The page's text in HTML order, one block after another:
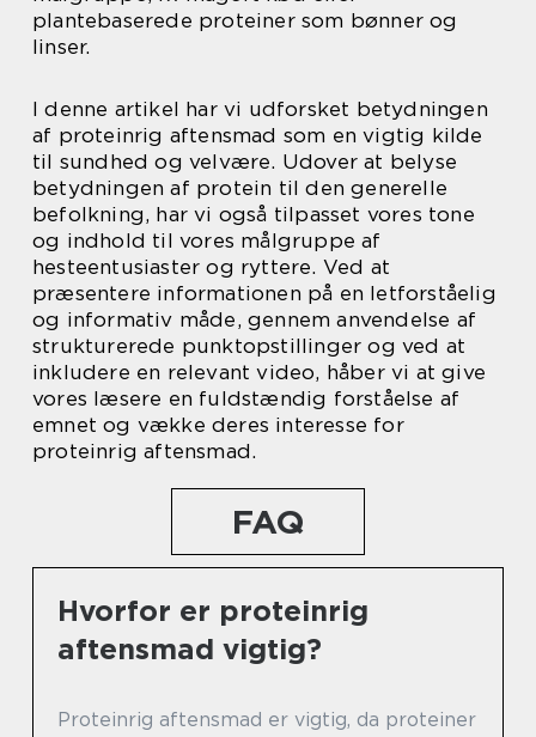
plantebaserede proteiner som bønner og
linser.
I denne artikel har vi udforsket betydningen
af proteinrig aftensmad som en vigtig kilde
til sundhed og velvære. Udover at belyse
betydningen af protein til den generelle
befolkning, har vi også tilpasset vores tone
og indhold til vores målgruppe af
hesteentusiaster og ryttere. Ved at
præsentere informationen på en letforståelig
og informativ måde, gennem anvendelse af
strukturerede punktopstillinger og ved at
inkludere en relevant video, håber vi at give
vores læsere en fuldstændig forståelse af
emnet og vække deres interesse for
proteinrig aftensmad.
FAQ
Hvorfor er proteinrig
aftensmad vigtig?
Proteinrig aftensmad er vigtig, da proteiner